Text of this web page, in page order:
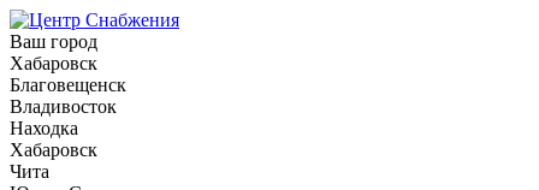
Ваш город
Хабаровск
Благовещенск
Владивосток
Находка
Хабаровск
Чита